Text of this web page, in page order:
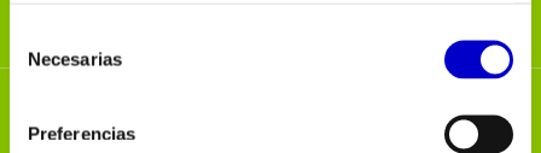
de Necesarias
Preferencias